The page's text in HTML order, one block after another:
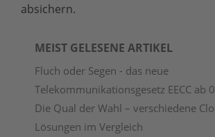
absichern.
MEIST GELESENE ARTIKEL
Fluch oder Segen - das neue
Telekommunikationsgesetz EECC ab
Die Qual der Wahl – verschiedene
Lösungen im Vergleich